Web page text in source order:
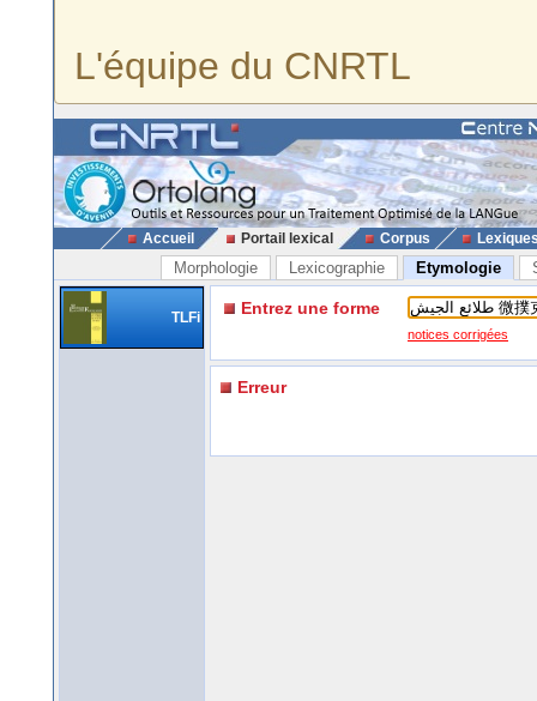
L'équipe du CNRTL
Accueil Portail lexical Corpus
Morphologie Lexicographie Etymologie
TLFi Entrez une forme
notices corrigées
Erreur